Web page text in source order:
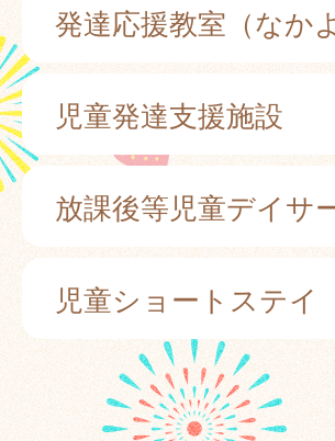
発達応援教室（なか
児童発達支援施設
放課後等児童デイサ
児童ショートステイ